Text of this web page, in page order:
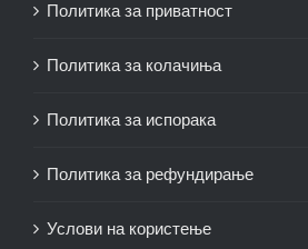
Политика за приватност
Политика за колачиња
Политика за испорака
Политика за рефундирање
Услови на користење